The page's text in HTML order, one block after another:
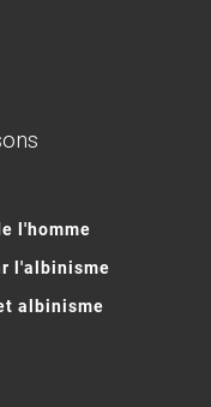
l'homme
l'albinisme
albinisme